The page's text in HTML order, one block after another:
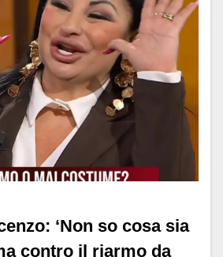
‘Non so cosa sia
contro il riarmo da